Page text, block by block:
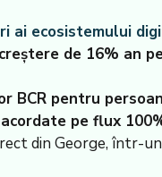
ai ecosistemului
de 16% an
BCR pentru
pe flux
din George, într-